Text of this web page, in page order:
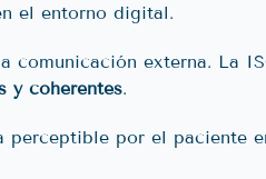
el entorno digital.
comunicación externa. La
y coherentes.
por el paciente